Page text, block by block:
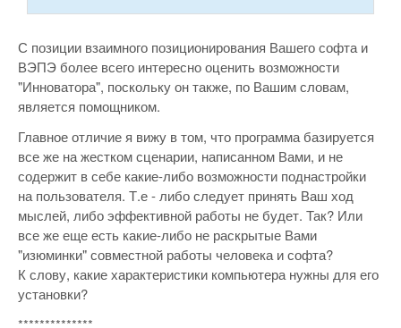
С позиции взаимного позиционирования Вашего софта и
ВЭПЭ более всего интересно оценить возможности
"Инноватора", поскольку он также, по Вашим словам,
является помощником.
Главное отличие я вижу в том, что программа базируется
все же на жестком сценарии, написанном Вами, и не
содержит в себе какие-либо возможности поднастройки
на пользователя. Т.е - либо следует принять Ваш ход
мыслей, либо эффективной работы не будет. Так? Или
все же еще есть какие-либо не раскрытые Вами
"изюминки" совместной работы человека и софта?
К слову, какие характеристики компьютера нужны для его
установки?
**************